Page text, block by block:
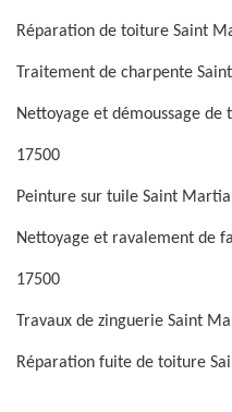
Réparation de toiture Saint
Traitement de charpente
Nettoyage et démoussage
17500
Peinture sur tuile Saint
Nettoyage et ravalement de
17500
Travaux de zinguerie Saint
Réparation fuite de toiture